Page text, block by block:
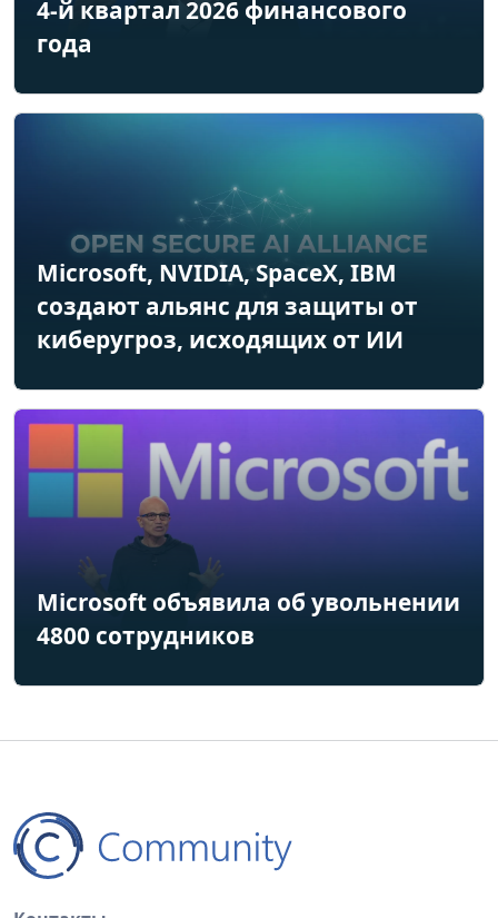
4-й квартал 2026 финансового
года
Microsoft, NVIDIA, SpaceX, IBM
создают альянс для защиты от
киберугроз, исходящих от ИИ
Microsoft объявила об увольнении
4800 сотрудников